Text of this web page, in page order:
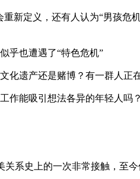
新定义，还有人认为“男孩危
乎也遭遇了“特色危机”
化遗产还是赌博？有一群人正
作能吸引想法各异的年轻人吗？
关系史上的一次非常接触，至